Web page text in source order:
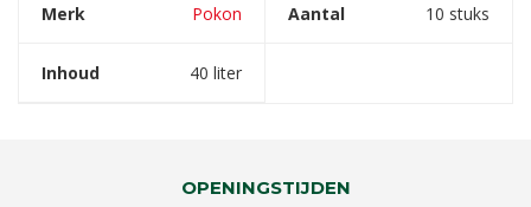
Merk Pokon Aantal 10 stuks
Inhoud 40 liter
OPENINGSTIJDEN